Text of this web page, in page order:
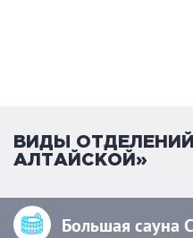
ВИДЫ
АЛТАЙСКОЙ»
Большая сауна